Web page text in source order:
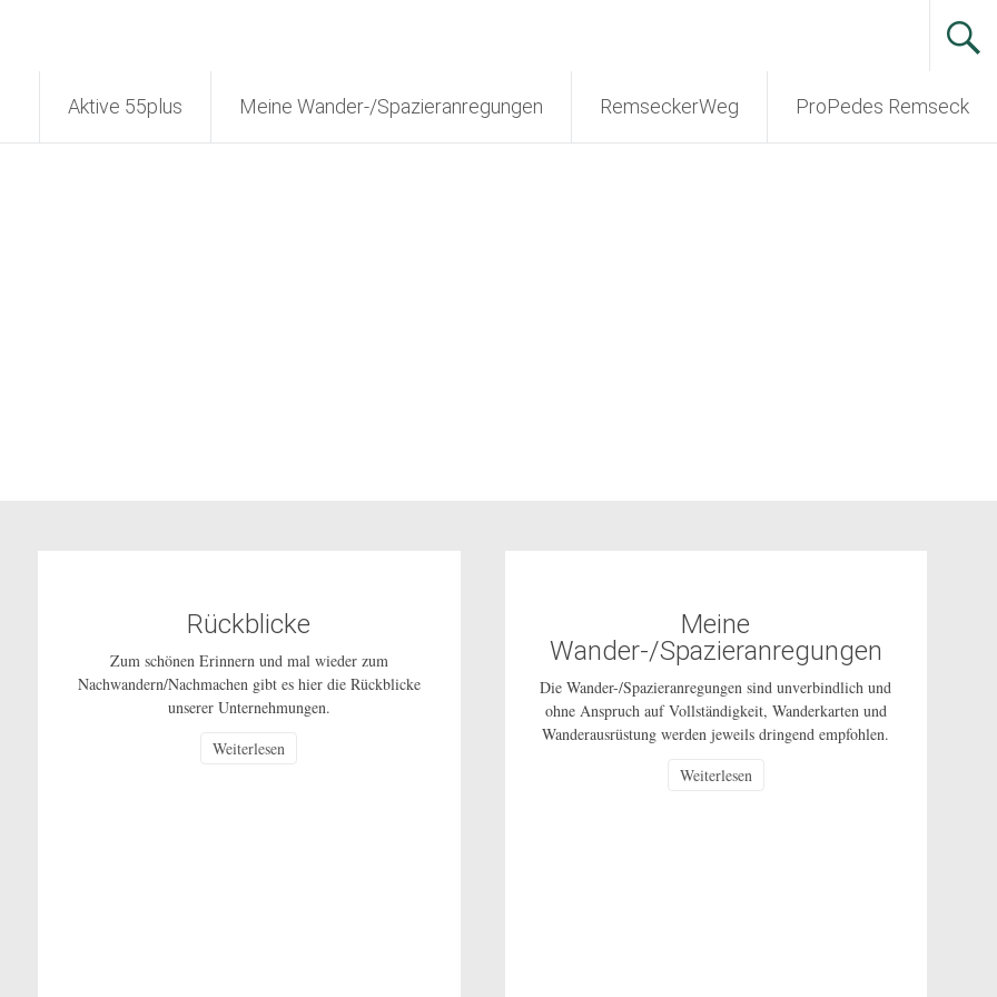
Aktive 55plus Meine Wander-/Spazieranregungen RemseckerWeg ProPedes Remseck
Rückblicke
Zum schönen Erinnern und mal wieder zum
Nachwandern/Nachmachen gibt es hier die Rückblicke
unserer Unternehmungen.
Weiterlesen
Meine
Wander-/Spazieranregungen
Die Wander-/Spazieranregungen sind unverbindlich und
ohne Anspruch auf Vollständigkeit, Wanderkarten und
Wanderausrüstung werden jeweils dringend empfohlen.
auf eigenes Risiko und sind nur für den privaten
Weiterlesen